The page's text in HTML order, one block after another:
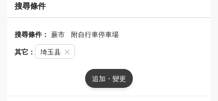
搜尋條件
搜尋條件： 蕨市 附自行車停車場
其它： 埼玉县
追加・變更